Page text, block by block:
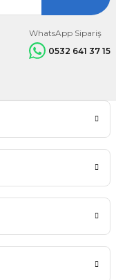
WhatsApp Sipariş
0532 641 37 15